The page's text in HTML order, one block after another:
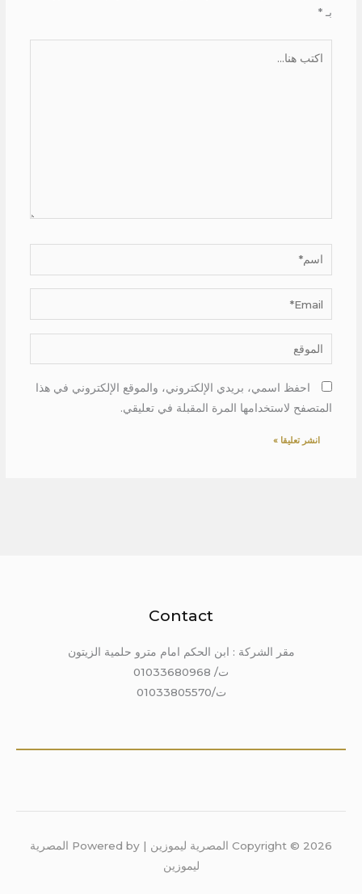
بـ *
اسم*
Email*
الموقع
احفظ اسمي، بريدي الإلكتروني، والموقع الإلكتروني في هذا
المتصفح لاستخدامها المرة المقبلة في تعليقي.
Contact
مقر الشركة : ابن الحكم امام مترو حلمية الزيتون
ت/ 01033680968
ت/01033805570
Copyright © 2026 المصرية ليموزين | Powered by المصرية
ليموزين